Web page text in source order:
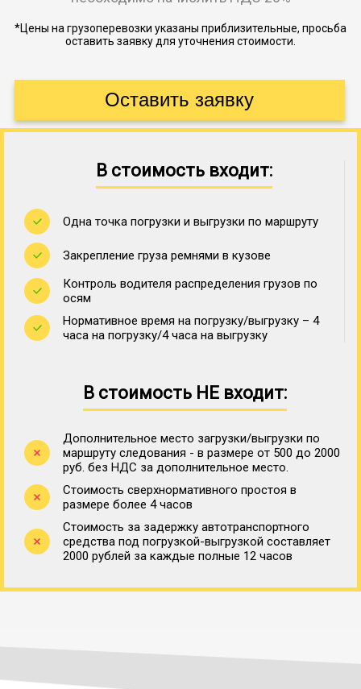
*Цены на грузоперевозки указаны приблизительные, просьба
оставить заявку для уточнения стоимости.
В стоимость входит:
Одна точка погрузки и выгрузки по маршруту
Закрепление груза ремнями в кузове
Контроль водителя распределения грузов по
осям
Нормативное время на погрузку/выгрузку – 4
часа на погрузку/4 часа на выгрузку
В стоимость НЕ входит:
Дополнительное место загрузки/выгрузки по
маршруту следования - в размере от 500 до 2000
руб. без НДС за дополнительное место.
Стоимость сверхнормативного простоя в
размере более 4 часов
Стоимость за задержку автотранспортного
средства под погрузкой-выгрузкой составляет
2000 рублей за каждые полные 12 часов